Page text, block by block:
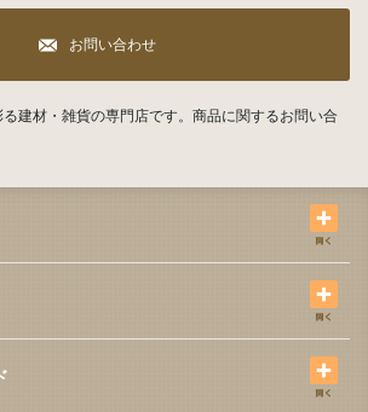
お問い合わせ
建材・雑貨の専門店です。商品に関するお問い合